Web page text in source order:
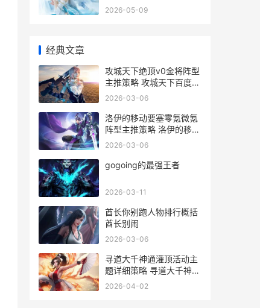
2026-05-09
经典文章
攻城天下绝顶v0金将阵型
主推策略 攻城天下百度贴
吧
2026-03-06
洛伊的移动要塞零氪微氪
阵型主推策略 洛伊的移动
要塞阵容推荐
2026-03-06
gogoing的最强王者
2026-03-11
酋长你别跑人物排行概括
酋长别闹
2026-03-06
寻道大千神通灌顶活动主
题详细策略 寻道大千神通
灌顶活动攻略
2026-04-02